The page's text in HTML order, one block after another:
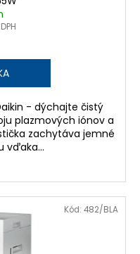
- dýchajte čistý
plazmových iónov a
zachytáva jemné
vďaka...
Kód: 482/BLA